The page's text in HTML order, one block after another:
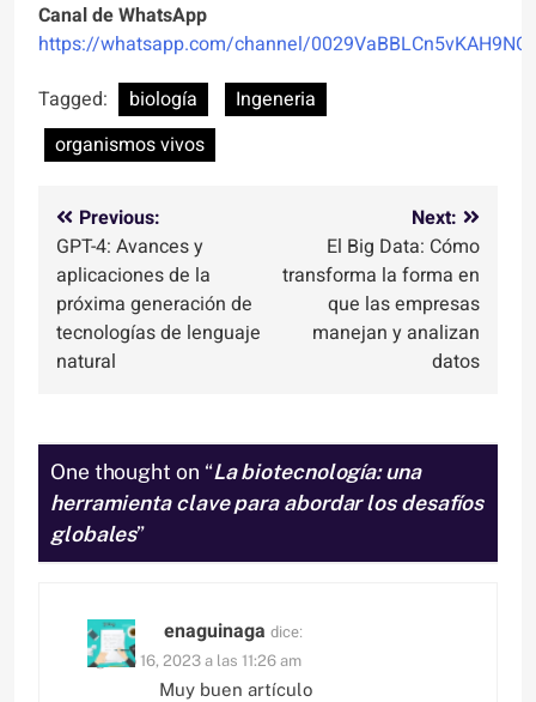
Canal de WhatsApp
https://whatsapp.com/channel/
Tagged:
biología
Ingeneria
organismos vivos
Navegación
de
entradas
Previous:
GPT-4: Avances y
aplicaciones de la
próxima generación de
tecnologías de lenguaje
natural
Next:
El Big Data: Cómo
transforma la forma en
que las empresas
manejan y analizan
datos
One thought on “La biotecnología: una
herramienta clave para abordar los desafíos
globales”
enaguinaga dice:
agosto 16, 2023 a las 11:26 am
Muy buen artículo